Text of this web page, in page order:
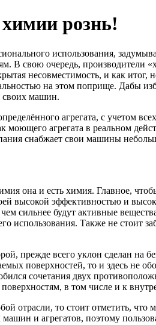
рознь!
использования,
В свою очередь, производители
несовместимость, и как итог,
на этом поприще. Дабы
своих машин.
агрегата, с учетом
моющего агрегата в реальном
снабжает свои машины
она и есть химия. Главное,
высокой эффективностью и
сильнее будут активные
использования. Также не
прежде всего уклон сделан на
поверхностей, то и здесь не
сочетания двух
в том числе и к
отрасли, то стоит отметить,
и агрегатов, поэтому